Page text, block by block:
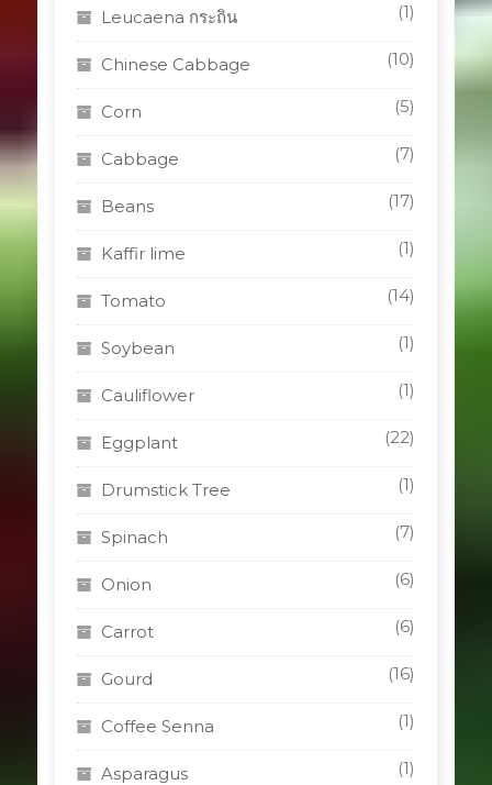
Leucaena กระถิน (1)
Chinese Cabbage (10)
Corn (5)
Cabbage (7)
Beans (17)
Kaffir lime (1)
Tomato (14)
Soybean (1)
Cauliflower (1)
Eggplant (22)
Drumstick Tree (1)
Spinach (7)
Onion (6)
Carrot (6)
Gourd (16)
Coffee Senna (1)
Asparagus (1)